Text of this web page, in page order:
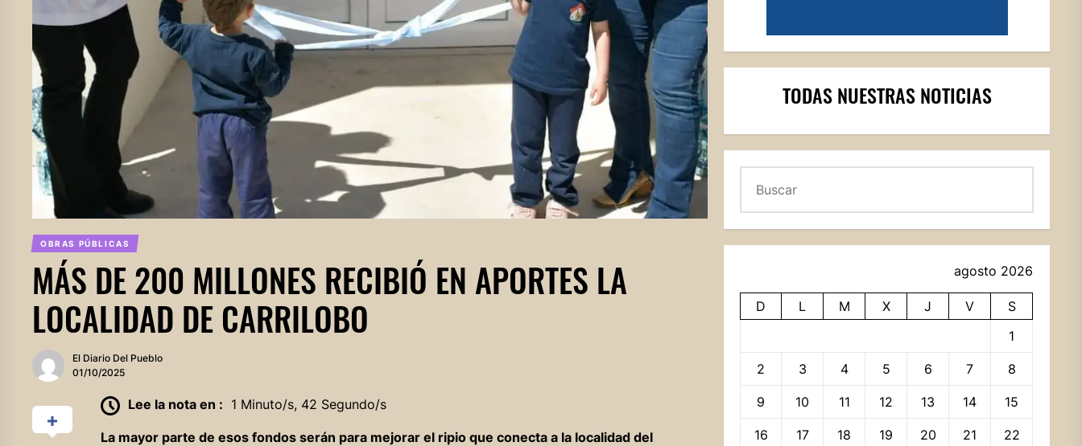
OBRAS PÚBLICAS
MÁS DE 200 MILLONES RECIBIÓ EN APORTES LA
LOCALIDAD DE CARRILOBO
El Diario Del Pueblo
01/10/2025
Lee la nota en : 1 Minuto/s, 42 Segundo/s
La mayor parte de esos fondos serán para mejorar el ripio que conecta a la localidad del
TODAS NUESTRAS NOTICIAS
agosto 2026
D L M X J V
S
1
2 3 4 5 6 7 8
9 10 11 12 13 14 15
16 17 18 19 20 21 22